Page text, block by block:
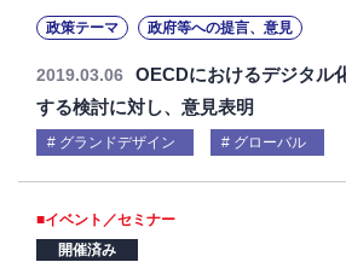
政策テーマ 政府等への提言、意見
2019.03.06
OECDにおけるデジタル
する検討に対し、意見表明
グランドデザイン グローバル
■イベント／セミナー
開催済み